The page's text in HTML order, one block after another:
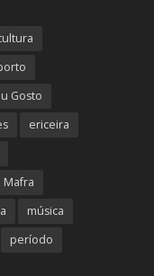
Gosto
ericeira
Mafra
música
período